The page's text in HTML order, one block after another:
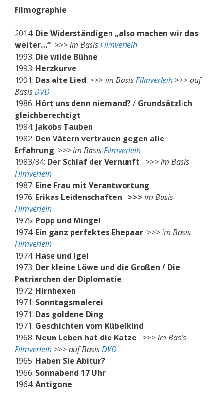
Filmographie
2014: Die Widerständigen „also machen wir das
weiter…“ >>> im BasisFilmverleih
1993: Die wilde Bühne
1993: Herzkurve
1991: Das alte Lied >>>im BasisFilmverleih >>> auf
BasisDVD
1986: Hört uns denn niemand?/ Grundsätzlich
gleichberechtigt
1984: Jakobs Tauben
1982: Den Vätern vertrauen gegen alle
Erfahrung >>> im BasisFilmverleih
1983/84: Der Schlaf der Vernunft
>>> im Basis
Filmverleih
1987: Eine Frau mit Verantwortung
1976: Erikas Leidenschaften >>> im Basis
Filmverleih
1975: Popp und Mingel
1974: Ein ganz perfektes Ehepaar >>> im Basis
Filmverleih
1974: Hase und Igel
1973: Der kleine Löwe und die Großen / Die
Patriarchen der Diplomatie
1972: Hirnhexen
1971: Sonntagsmalerei
1971: Das goldene Ding
1971: Geschichten vom Kübelkind
1968: Neun Leben hat die Katze
>>> im Basis
Filmverleih >>> auf BasisDVD
1965: Haben Sie Abitur?
1966: Sonnabend 17 Uhr
1964: Antigone